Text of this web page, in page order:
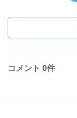
コメント 0件